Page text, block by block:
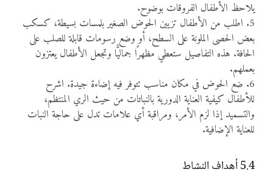
يلاحظ الأطفال الفروقات بوضوح.
5. اطلب من الأطفال تزيين الحوض الصغير بلمسات بسيطة، كسكب
بعض الحصى الملونة على السطح، أو وضع رسومات قابلة للصلب على
الحافة. هذه التفاصيل ستعطي مظهرًا جماليًّا وتجعل الأطفال يعتزون
بعملهم.
6. ضع الحوض في مكان مناسب تتوفر فيه إضاءة جيدة. اشرح
للأطفال كيفية العناية الدورية بالنباتات من حيث الري المنتظم،
والتسميد إذا لزم الأمر، ومراقبة أي علامات تدل على حاجة النبات
للعناية الإضافية.
5.4 أهداف النشاط